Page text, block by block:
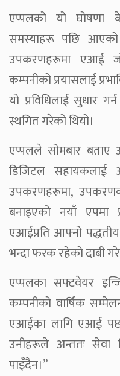
एप्पलको यो घोषणा
समस्याहरू पछि
उपकरणहरूमा एआई
कम्पनीको प्रयासलाई
यो प्रविधिलाई सुधार
स्थगित गरेको थियो।
एप्पलले सोमबार बताए
डिजिटल
उपकरणहरूमा,
बनाइएको नयाँ एपमा
एआईप्रति आफ्नो
भन्दा फरक रहेको दाबी
एप्पलका सफ्टवेयर
कम्पनीको वार्षिक
एआईका लागि एआई
उनीहरूले अन्ततः सेवा
पाइँदैन।”